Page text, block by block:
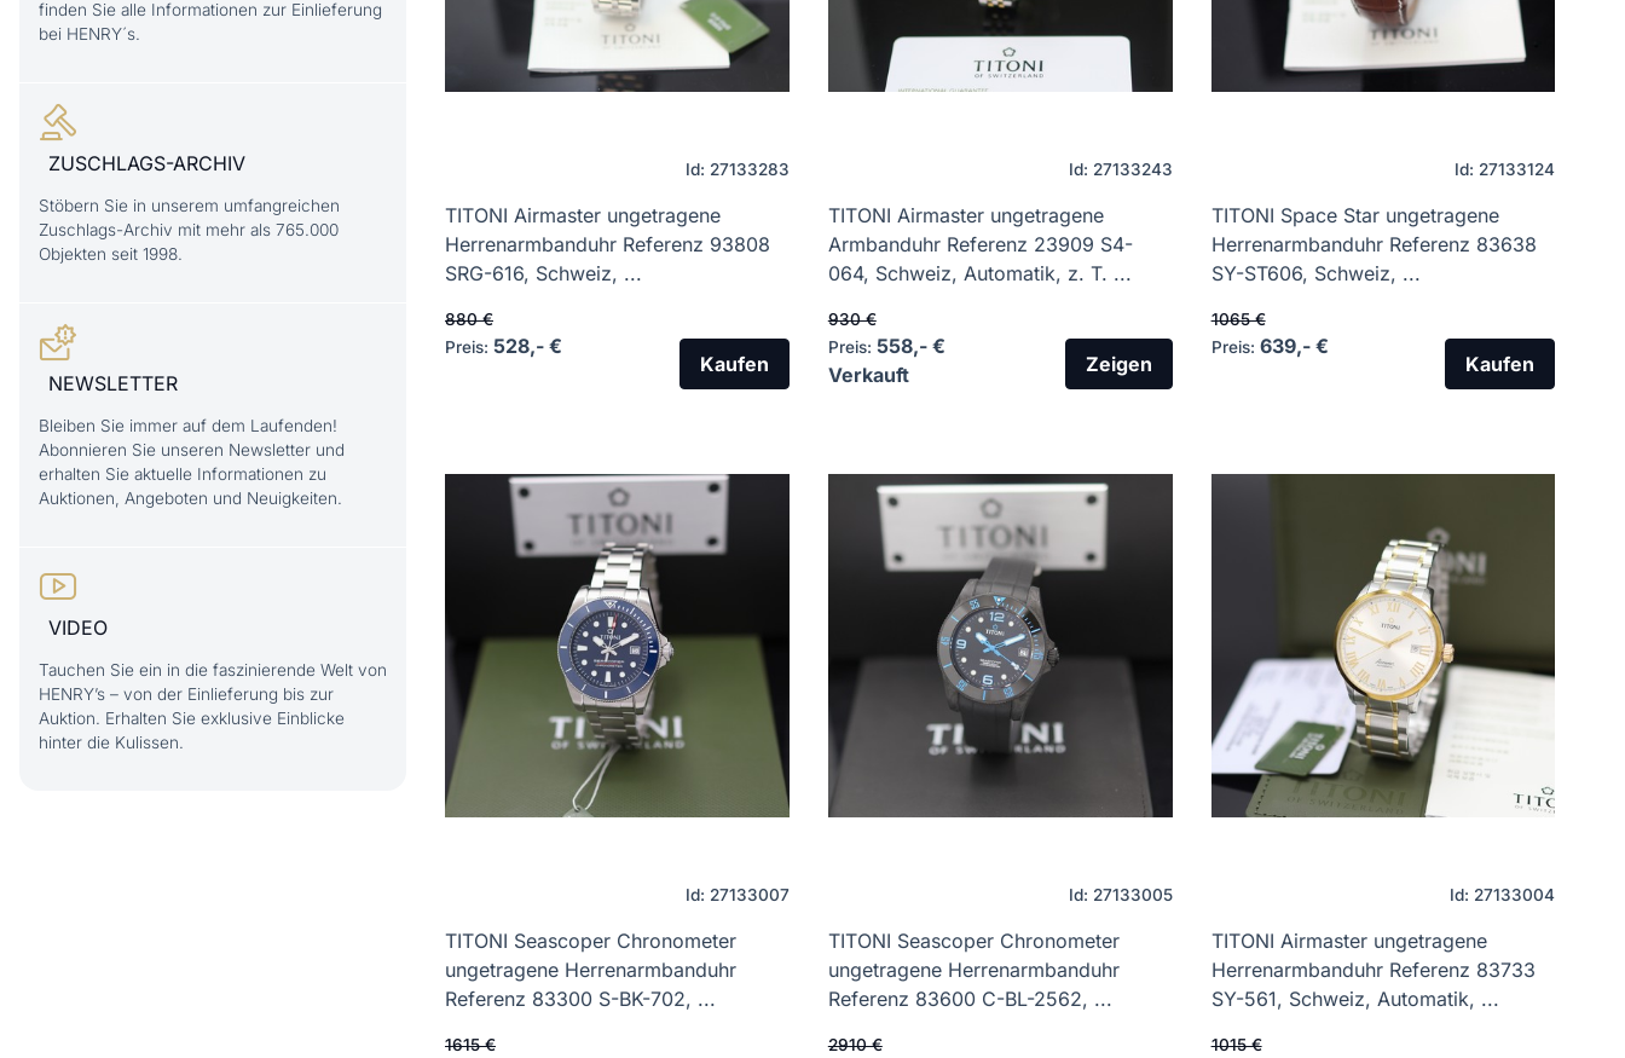
finden Sie alle Informationen zur Einlieferung
bei HENRY´s.
ZUSCHLAGS-ARCHIV
Stöbern Sie in unserem umfangreichen
Zuschlags-Archiv mit mehr als 765.000
Objekten seit 1998.
NEWSLETTER
Bleiben Sie immer auf dem Laufenden!
Abonnieren Sie unseren Newsletter und
erhalten Sie aktuelle Informationen zu
Auktionen, Angeboten und Neuigkeiten.
VIDEO
Tauchen Sie ein in die faszinierende Welt von
HENRY’s – von der Einlieferung bis zur
Auktion. Erhalten Sie exklusive Einblicke
hinter die Kulissen.
Id: 27133283
TITONI Airmaster ungetragene
Herrenarmbanduhr Referenz 93808
SRG-616, Schweiz, ...
880 €
Preis: 528,- €
Kaufen
Id: 27133243
TITONI Airmaster ungetragene
Armbanduhr Referenz 23909 S4-
064, Schweiz, Automatik, z. T. ...
930 €
Preis: 558,- €
Verkauft
Zeigen
Id: 27133124
TITONI Space Star ungetragene
Herrenarmbanduhr Referenz 83638
SY-ST606, Schweiz, ...
1065 €
Preis: 639,- €
Kaufen
Id: 27133007
TITONI Seascoper Chronometer
ungetragene Herrenarmbanduhr
Referenz 83300 S-BK-702, ...
1615 €
Id: 27133005
TITONI Seascoper Chronometer
ungetragene Herrenarmbanduhr
Referenz 83600 C-BL-2562, ...
2910 €
Id: 27133004
TITONI Airmaster ungetragene
Herrenarmbanduhr Referenz 83733
SY-561, Schweiz, Automatik, ...
1015 €